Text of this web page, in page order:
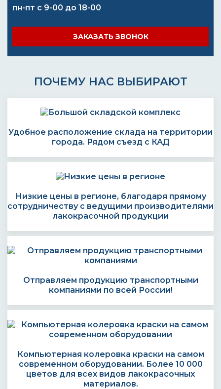
пн-пт с 9-00 до 18-00
ЗАКАЗАТЬ ЗВОНОК
ПОЧЕМУ НАС ВЫБИРАЮТ
Удобное расположение склада на территории
города. Рядом съезд с КАД
Низкие цены в регионе, благодаря прямому
сотрудничеству с ведущими производителями
лакокрасочной продукции
Отправляем продукцию транспортными
компаниями по всей России!
Компьютерная колеровка краски на самом
современном оборудовании. Более 10 000
цветов для всех видов лакокрасочных
материалов.